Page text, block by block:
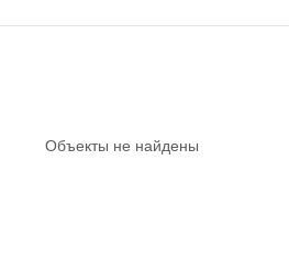
Объекты не найдены